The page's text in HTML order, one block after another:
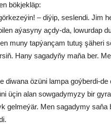
bök­jek­läp:
– di­ýip, ses­len­di. Jim
aýa­sy­ny aç­dy-da, lowurdap
mu­ny tap­ýan­çam tu­tuş şä­he­ri
Ha­ny sa­ga­dy­ňy­ ma­ňa ber.
di­wa­na özü­ni lam­pa goý­ber­di-
üçin alan sow­ga­dy­my­zy bir
gel­me­ýär. Men sa­ga­dy­my